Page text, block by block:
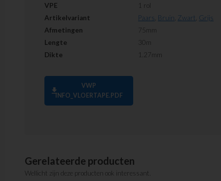
VPE
1 rol
Artikelvariant
Paars Bruin Zwart
Grijs
Afmetingen
75mm
Lengte
30m
Dikte
1.27mm
download
VWP
INFO_VLOERTAPE.PDF
Gerelateerde producten
Wellicht zijn deze producten ook interessant.